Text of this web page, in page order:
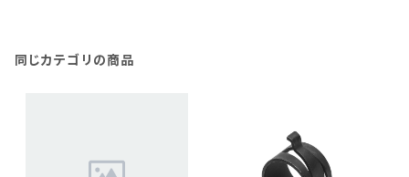
同じカテゴリの商品